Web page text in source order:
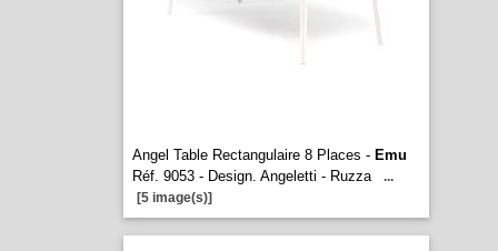
Angel Table Rectangulaire 8 Places - Emu
Réf. 9053 - Design. Angeletti - Ruzza
...
[5 image(s)]